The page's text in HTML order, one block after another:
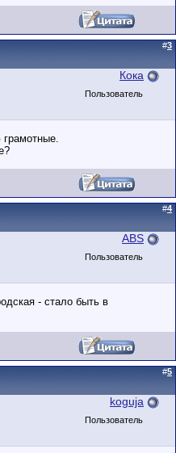
#3
Кока
Пользователь
грамотные.
#4
ABS
Пользователь
- стало быть в
#5
koguja
Пользователь